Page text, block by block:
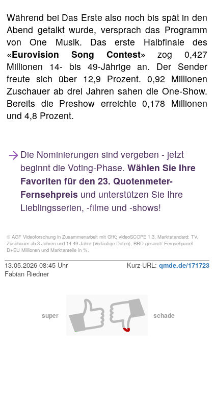
Während bei Das Erste also noch bis spät in den
Abend getalkt wurde, versprach das Programm
von One Musik. Das erste Halbfinale des
«Eurovision Song Contest» zog 0,427
Millionen 14- bis 49-Jährige an. Der Sender
freute sich über 12,9 Prozent. 0,92 Millionen
Zuschauer ab drei Jahren sahen die One-Show.
Bereits die Preshow erreichte 0,178 Millionen
und 4,8 Prozent.
Die Nominierungen sind vergeben - jetzt
beginnt die Voting-Phase. Wählen Sie Ihre
Favoriten für den 23. Quotenmeter-
Fernsehpreis und unterstützen Sie Ihre
Lieblingsserien, -filme und -shows!
© AGF Videoforschung in Zusammenarbeit mit GfK; videoSCOPE 1.3, Marktstandard: TV.
Zuschauer ab 3 Jahren und 14-49 Jahre (Vorläufige Daten), BRD gesamt/ Fernsehpanel
D+EU Millionen und Marktanteile in %.
13.05.2026 08:45 Uhr Kurz-URL: qmde.de/171723
Fabian Riedner
super schade